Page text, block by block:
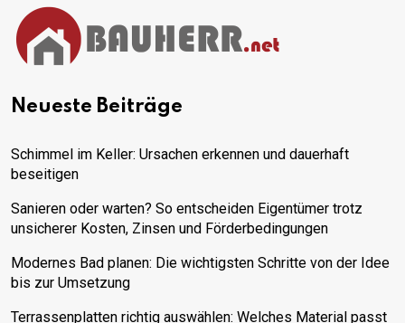
Neueste Beiträge
Schimmel im Keller: Ursachen erkennen und dauerhaft
beseitigen
Sanieren oder warten? So entscheiden Eigentümer trotz
unsicherer Kosten, Zinsen und Förderbedingungen
Modernes Bad planen: Die wichtigsten Schritte von der Idee
bis zur Umsetzung
Terrassenplatten richtig auswählen: Welches Material passt